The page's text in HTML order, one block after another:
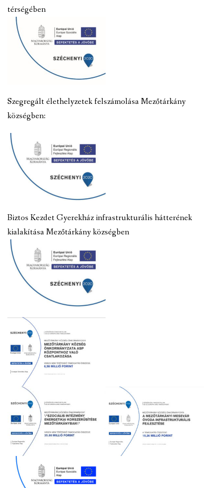
térségében
Szegregált élethelyzetek felszámolása Mezőtárkány
községben:
Biztos Kezdet Gyerekház infrastrukturális hátterének
kialakítása Mezőtárkány községben